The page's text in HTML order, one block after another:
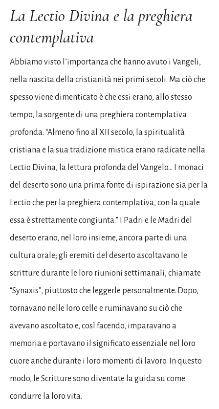
La Lectio Divina e la preghiera
contemplativa
Abbiamo visto l’importanza che hanno avuto i Vangeli,
nella nascita della cristianità nei primi secoli. Ma ciò che
spesso viene dimenticato è che essi erano, allo stesso
tempo, la sorgente di una preghiera contemplativa
profonda. “Almeno fino al XII secolo, la spiritualità
cristiana e la sua tradizione mistica erano radicate nella
Lectio Divina, la lettura profonda del Vangelo… I monaci
del deserto sono una prima fonte di ispirazione sia per la
Lectio che per la preghiera contemplativa, con la quale
essa è strettamente congiunta.” I Padri e le Madri del
deserto erano, nel loro insieme, ancora parte di una
cultura orale; gli eremiti del deserto ascoltavano le
scritture durante le loro riunioni settimanali, chiamate
“Synaxis”, piuttosto che leggerle personalmente. Dopo,
tornavano nelle loro celle e ruminavano su ciò che
avevano ascoltato e, così facendo, imparavano a
memoria e portavano il significato essenziale nel loro
cuore anche durante i loro momenti di lavoro. In questo
modo, le Scritture sono diventate la guida su come
condurre la loro vita.